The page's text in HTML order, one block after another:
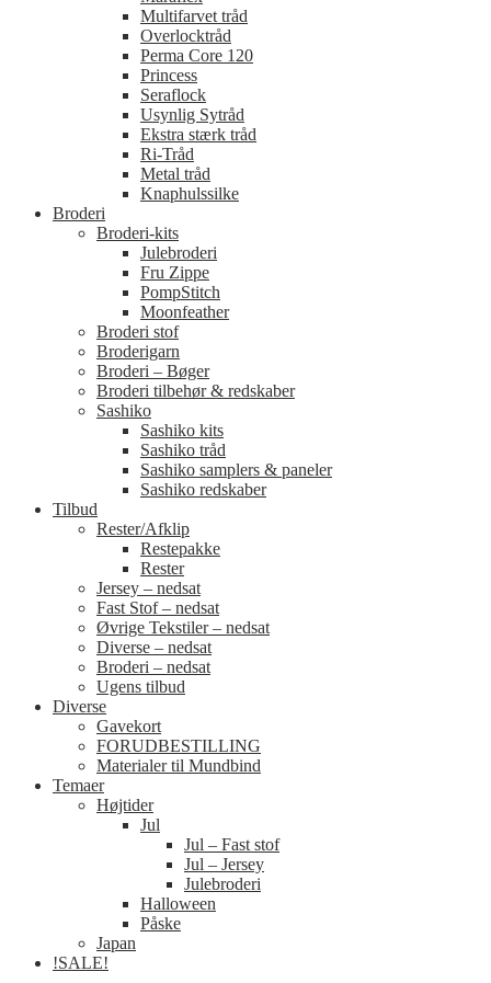
Multifarvet tråd
Overlocktråd
Perma Core 120
Princess
Seraflock
Usynlig Sytråd
Ekstra stærk tråd
Ri-Tråd
Metal tråd
Knaphulssilke
Broderi
Broderi-kits
Julebroderi
Fru Zippe
PompStitch
Moonfeather
Broderi stof
Broderigarn
Broderi – Bøger
Broderi tilbehør & redskaber
Sashiko
Sashiko kits
Sashiko tråd
Sashiko samplers & paneler
Sashiko redskaber
Tilbud
Rester/Afklip
Restepakke
Rester
Jersey – nedsat
Fast Stof – nedsat
Øvrige Tekstiler – nedsat
Diverse – nedsat
Broderi – nedsat
Ugens tilbud
Diverse
Gavekort
FORUDBESTILLING
Materialer til Mundbind
Temaer
Højtider
Jul
Jul – Fast stof
Jul – Jersey
Julebroderi
Halloween
Påske
Japan
!SALE!